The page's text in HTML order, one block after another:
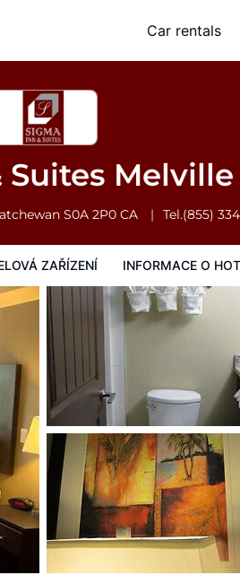
Car rentals
Suites Melville
S0A 2P0 CA Tel.(855)
ZAŘÍZENÍ INFORMACE O
Všeobecné